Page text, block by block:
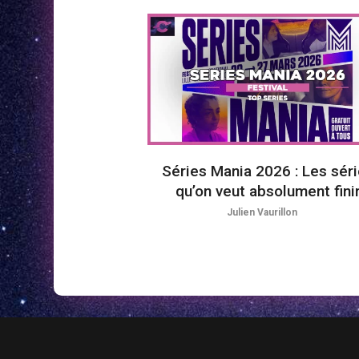
Séries Mania 2026 : Les
qu’on veut absolument
Julien Vaurillon